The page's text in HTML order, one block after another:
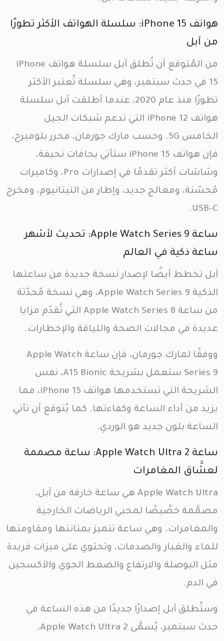
هواتف iPhone 15: سلسلة الهواتف الأكثر تطورًا
من آبل
من المُتوقع أن تُطلق آبل سلسلة هواتف iPhone
15 في حدث سبتمبر، وهي سلسلة تُعتبر الأكثر
تطورًا منذ عام 2020، عندما أطلقت آبل سلسلة
هواتف iPhone 12 التي تدعم شبكات الجيل
الخامس 5G. وحسب مارك جورمان، محرر بلومبرج،
فإن هواتف iPhone 15 ستأتي بحافات نحيفة،
وشاشات أكثر تقدمًا في إصدارات Pro، وكاميرات
مُحسّنة، ومعالج جديد، وإطار من التيتانيوم، ومخرج
USB-C.
ساعة Apple Watch Series 9: تحديث لأشهر
ساعة ذكية في العالم
آبل تخطط أيضًا لإصدار نسخة جديدة من ساعتها
الذكية Apple Watch Series 9، وهي نسخة مُحدّثة
من ساعة Apple Watch Series 8 التي تُقدّم مزايا
عديدة في مجالات الصحة واللياقة والإخطارات.
ووفقًا لمارك جورمان، فإن ساعة Apple Watch
Series 9 ستعمل بشريحة A15 Bionic، نفس
الشريحة التي تستخدمها هواتف iPhone 15، مما
يزيد من أداء الساعة وكفاءتها. كما يُتوقع أن تأتي
الساعة بلون جديد هو الوردي.
ساعة Apple Watch Ultra 2: ساعة مصممة
لعشَّاق المغامرات
Apple Watch Ultra هي ساعة خارقة من آبل،
مصمَّمة خصِّيصًا لمحبي الرياضات الخارجية
والمغامرات. وهي ساعة تتميز بمتانتها ومقاومتها
للماء والغبار والصدمات، وتحتوي على ميزات فريدة
مثل البوصلة والارتفاع والضغط الجوي والأكسجين
في الدم.
وستُطلق آبل إصدارًا جديدًا من هذه الساعة في
حدث سبتمبر، يُسمَّى Apple Watch Ultra 2،